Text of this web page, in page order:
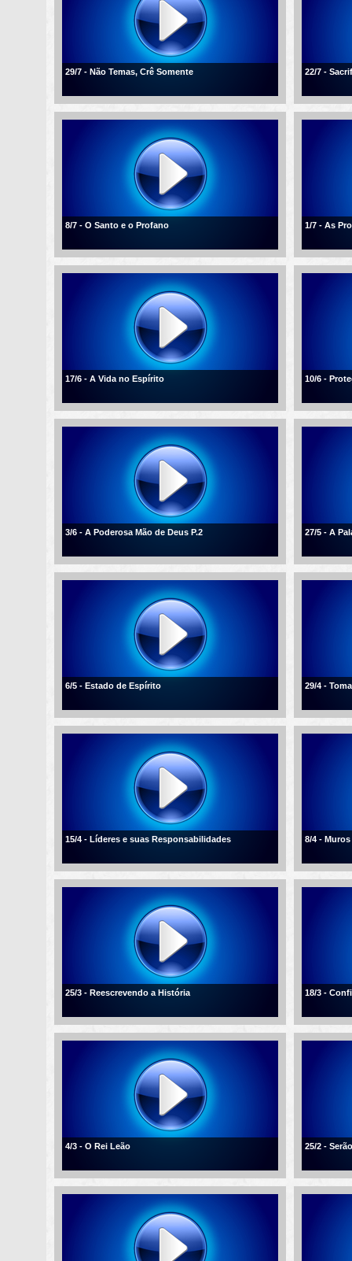
29/7 - Não Temas, Crê Somente 22/7 -
8/7 - O Santo e o Profano 1/7 - As
17/6 - A Vida no Espírito 10/6 -
3/6 - A Poderosa Mão de Deus P.2 27/5 - A
6/5 - Estado de Espírito 29/4 -
15/4 - Líderes e suas Responsabilidades 8/4 -
25/3 - Reescrevendo a História 18/3 -
4/3 - O Rei Leão 25/2 -